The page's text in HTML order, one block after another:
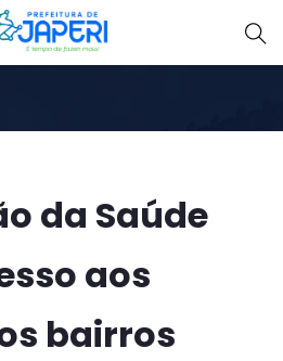
da Saúde
aos
bairros